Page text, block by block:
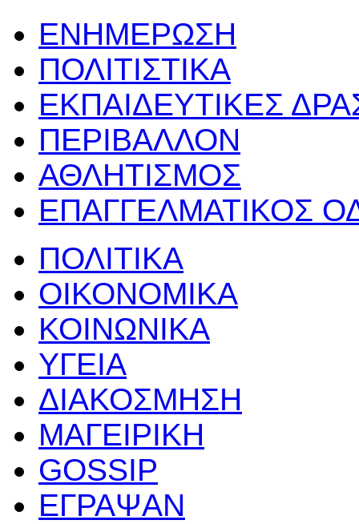
ΕΝΗΜΕΡΩΣΗ
ΠΟΛΙΤΙΣΤΙΚΑ
ΕΚΠΑΙΔΕΥΤΙΚΕΣ
ΠΕΡΙΒΑΛΛΟΝ
ΑΘΛΗΤΙΣΜΟΣ
ΕΠΑΓΓΕΛΜΑΤΙΚΟΣ
ΠΟΛΙΤΙΚΑ
ΟΙΚΟΝΟΜΙΚΑ
ΚΟΙΝΩΝΙΚΑ
ΥΓΕΙΑ
ΔΙΑΚΟΣΜΗΣΗ
ΜΑΓΕΙΡΙΚΗ
GOSSIP
ΕΓΡΑΨΑΝ